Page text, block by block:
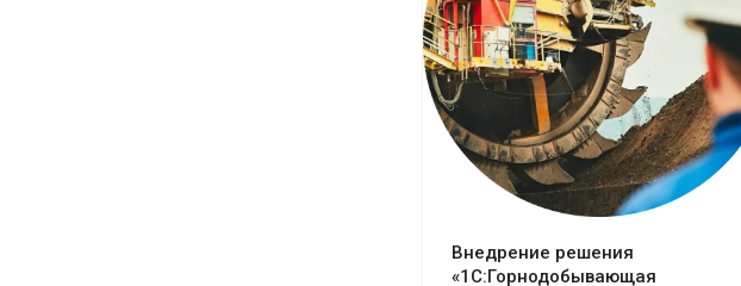
Смотреть проект
Внедрение решения
«1С:Горнодобывающая